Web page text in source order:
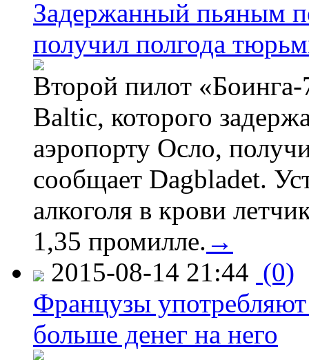
Задержанный пьяным
получил полгода
Второй пилот
Baltic, которого
аэропорту Осло,
сообщает Dagbladet.
алкоголя в крови
1,35 промилле. →
2015-08-14 21:44 (0)
Французы
больше денег на него